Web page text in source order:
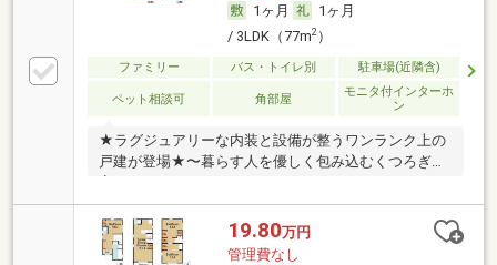
1ヶ月
1ヶ月
/ 3LDK（77m2）
ファミリー バス・トイレ別 駐車場(近隣含)
ペット相談可 角部屋
モニタ付インターホ
ン
★ラグジュアリーな内装と設備が整うワンランク上の
戸建が登場★〜暮らす人を優しく包み込むくつろぎの
19.80万円
管理費なし